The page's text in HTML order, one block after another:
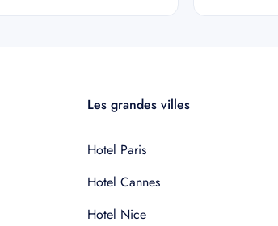
Les grandes villes
Hotel Paris
Hotel Cannes
Hotel Nice